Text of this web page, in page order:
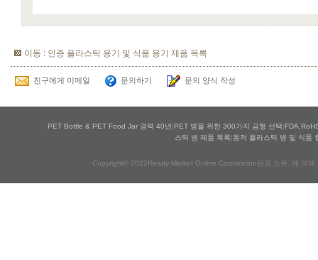
이동 : 인증 플라스틱 용기 및 식품 용기 제품 목록
친구에게 이메일 문의하기 문의 양식 작성
PET Bottle & PET Food Jar 경력 40년 |PET 병을 위한 300가지 금형 선택|
스틱 병 제품 목록|동적 플라스틱 병 및 식품
Copyright© 2022Ready-Market Online Corporation판권 소유. 에 의해